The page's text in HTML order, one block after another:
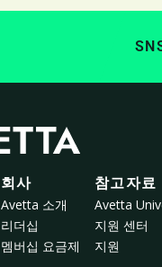
회사
Avetta 소개
리더십
멤버십 요금제
참고자료
Avetta
지원 센터
지원